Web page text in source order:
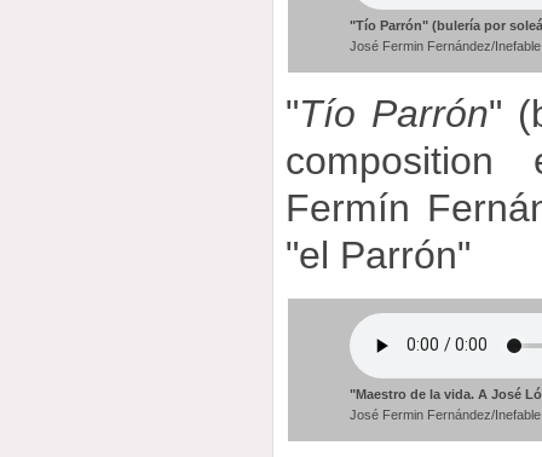
"Tío Parrón" (bulería por
José Fermin Fernández/
"Tío Parrón"
Fermín
"el Parrón"
"Maestro de la vida. A José
José Fermin Fernández/